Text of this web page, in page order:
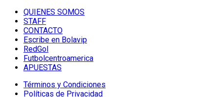
QUIENES SOMOS
STAFF
CONTACTO
Escribe en Bolavip
RedGol
Futbolcentroamerica
APUESTAS
Términos y Condiciones
Políticas de Privacidad